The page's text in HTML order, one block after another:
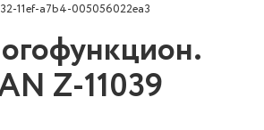
11ef-a7b4-005056022ea3
Z-11039